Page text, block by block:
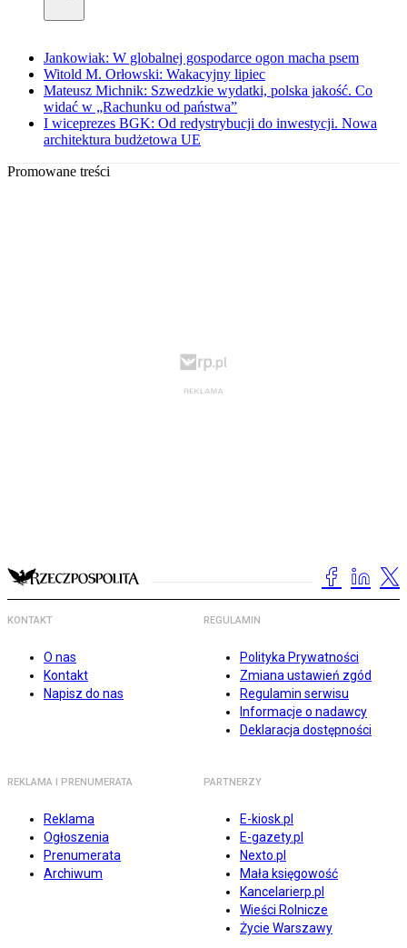
Jankowiak: W globalnej gospodarce ogon macha psem
Witold M. Orłowski: Wakacyjny lipiec
Mateusz Michnik: Szwedzkie wydatki, polska jakość. Co
widać w „Rachunku od państwa”
I wiceprezes BGK: Od redystrybucji do inwestycji. Nowa
architektura budżetowa UE
Promowane treści
KONTAKT
O nas
Kontakt
Napisz do nas
REGULAMIN
Polityka Prywatności
Zmiana ustawień zgód
Regulamin serwisu
Informacje o nadawcy
Deklaracja dostępności
REKLAMA I PRENUMERATA
Reklama
Ogłoszenia
Prenumerata
Archiwum
PARTNERZY
E-kiosk.pl
E-gazety.pl
Nexto.pl
Mała księgowość
Kancelarierp.pl
Wieści Rolnicze
Życie Warszawy